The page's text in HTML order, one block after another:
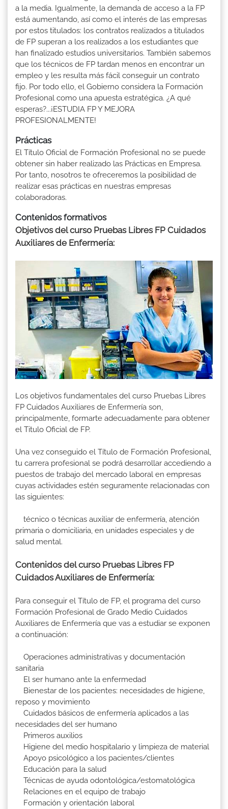
a la media. Igualmente, la demanda de acceso a la FP
está aumentando, así como el interés de las empresas
por estos titulados: los contratos realizados a titulados
de FP superan a los realizados a los estudiantes que
han finalizado estudios universitarios. También sabemos
que los técnicos de FP tardan menos en encontrar un
empleo y les resulta más fácil conseguir un contrato
fijo. Por todo ello, el Gobierno considera la Formación
Profesional como una apuesta estratégica. ¿A qué
esperas?...¡ESTUDIA FP Y MEJORA
PROFESIONALMENTE!
Prácticas
El Título Oficial de Formación Profesional no se puede
obtener sin haber realizado las Prácticas en Empresa.
Por tanto, nosotros te ofreceremos la posibilidad de
realizar esas prácticas en nuestras empresas
colaboradoras.
Contenidos formativos
Objetivos del curso Pruebas Libres FP Cuidados
Auxiliares de Enfermería:
Los objetivos fundamentales del curso Pruebas Libres
FP Cuidados Auxiliares de Enfermería son,
principalmente, formarte adecuadamente para obtener
el Titulo Oficial de FP.
Una vez conseguido el Título de Formación Profesional,
tu carrera profesional se podrá desarrollar accediendo a
puestos de trabajo del mercado laboral en empresas
cuyas actividades estén seguramente relacionadas con
las siguientes:
técnico o técnicas auxiliar de enfermería, atención
primaria o domiciliaria, en unidades especiales y de
salud mental.
Contenidos del curso Pruebas Libres FP
Cuidados Auxiliares de Enfermería:
Para conseguir el Título de FP, el programa del curso
Formación Profesional de Grado Medio Cuidados
Auxiliares de Enfermería que vas a estudiar se exponen
a continuación:
Operaciones administrativas y documentación
sanitaria
El ser humano ante la enfermedad
Bienestar de los pacientes: necesidades de higiene,
reposo y movimiento
Cuidados básicos de enfermería aplicados a las
necesidades del ser humano
Primeros auxilios
Higiene del medio hospitalario y limpieza de material
Apoyo psicológico a los pacientes/clientes
Educación para la salud
Técnicas de ayuda odontológica/estomatológica
Relaciones en el equipo de trabajo
Formación y orientación laboral